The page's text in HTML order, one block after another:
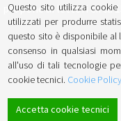
propone ai lettori circa
Questo sito utilizza
utilizzati per produrre
questo sito è disponibile al
consenso in qualsiasi
all'uso di tali tecnologie
cookie tecnici. Cookie Policy
Accetta cookie tecnici